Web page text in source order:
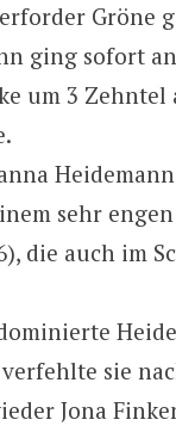
Gröne
ging sofort
um 3
sehr
die auch im
sie
Jona